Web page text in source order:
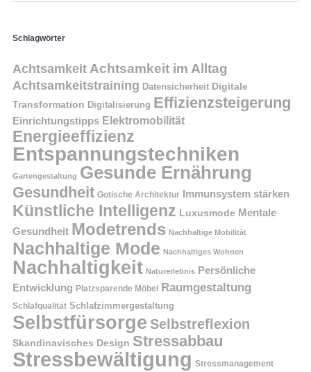
Schlagwörter
Achtsamkeit Achtsamkeit im Alltag
Achtsamkeitstraining Datensicherheit Digitale
Transformation Digitalisierung Effizienzsteigerung
Einrichtungstipps Elektromobilität
Energieeffizienz
Entspannungstechniken
Gartengestaltung Gesunde Ernährung
Gesundheit Gotische Architektur Immunsystem stärken
Künstliche Intelligenz Luxusmode Mentale
Gesundheit Modetrends Nachhaltige Mobilität
Nachhaltige Mode Nachhaltiges Wohnen
Nachhaltigkeit Naturerlebnis Persönliche
Entwicklung Platzsparende Möbel Raumgestaltung
Schlafqualität Schlafzimmergestaltung
Selbstfürsorge Selbstreflexion
Skandinavisches Design Stressabbau
Stressbewältigung Stressmanagement